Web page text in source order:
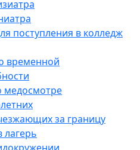
поступления в колледж
временной
медосмотре
за границу
лагерь